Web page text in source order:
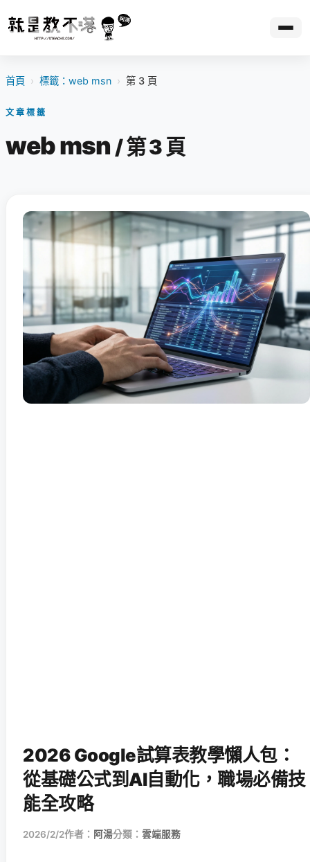
首頁 › 標籤：web msn › 第 3 頁
文章標籤
web msn / 第 3 頁
2026 Google試算表教學懶人包：
從基礎公式到AI自動化，職場必備技
能全攻略
2026/2/2作者： 阿湯分類： 雲端服務